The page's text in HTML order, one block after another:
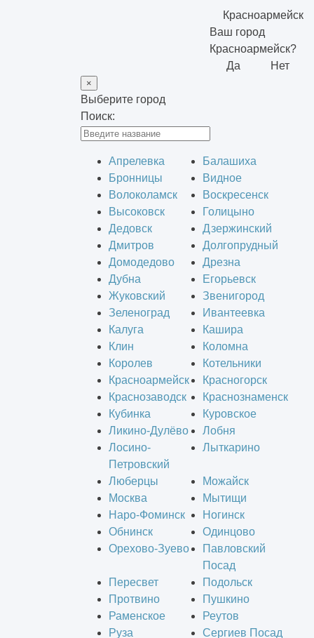
Красноармейск
Ваш город
Красноармейск?
Да
Нет
×
Выберите город
Поиск:
Апрелевка
Балашиха
Бронницы
Видное
Волоколамск
Воскресенск
Высоковск
Голицыно
Дедовск
Дзержинский
Дмитров
Долгопрудный
Домодедово
Дрезна
Дубна
Егорьевск
Жуковский
Звенигород
Зеленоград
Ивантеевка
Калуга
Кашира
Клин
Коломна
Королев
Котельники
Красноармейск
Красногорск
Краснозаводск
Краснознаменск
Кубинка
Куровское
Ликино-Дулёво
Лобня
Лосино-
Петровский
Лыткарино
Люберцы
Можайск
Москва
Мытищи
Наро-Фоминск
Ногинск
Обнинск
Одинцово
Орехово-Зуево
Павловский
Посад
Пересвет
Подольск
Протвино
Пушкино
Раменское
Реутов
Руза
Сергиев Посад